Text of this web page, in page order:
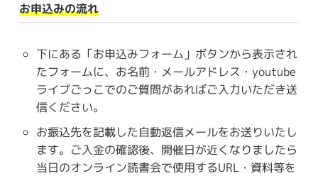
お申込みの流れ
下にある「お申込みフォーム」ボタンから表示され
たフォームに、お名前・メールアドレス・youtube
ライブごっこでのご質問があればご入力いただき送
信ください。
お振込先を記載した自動返信メールをお送りいたし
ます。ご入金の確認後、開催日が近くなりましたら
当日のオンライン読書会で使用するURL・資料等を